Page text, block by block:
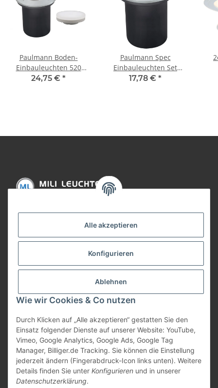
Alle akzeptieren
Konfigurieren
Ablehnen
Wie wir Cookies & Co nutzen
Durch Klicken auf „Alle akzeptieren“ gestatten Sie den
Einsatz folgender Dienste auf unserer Website: YouTube,
Vimeo, Google Analytics, Google Ads, Google Tag
Manager, Billiger.de Tracking. Sie können die Einstellung
jederzeit ändern (Fingerabdruck-Icon links unten). Weitere
Details finden Sie unter Konfigurieren und in unserer
Datenschutzerklärung.
Paulmann Boden-
Einbauleuchten 520
lumen IP67 LED 7W 230V
24,75 € *
Paulmann Spec
Einbauleuchten Set
Boden überfahrb
17,78 € *
Gesetzliche Informationen
Bezahlung
Vertrag widerrufen